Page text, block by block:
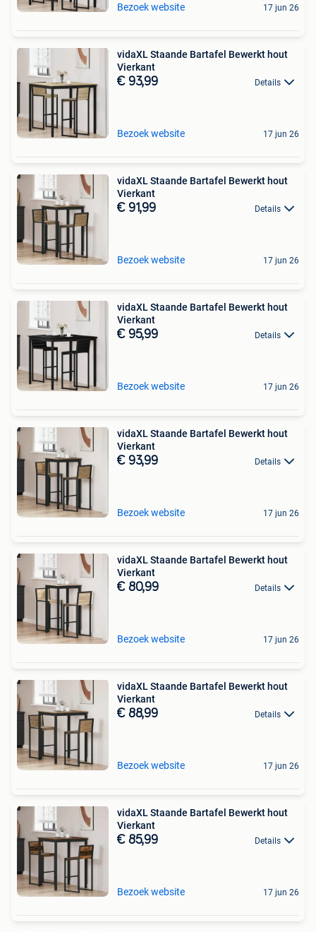
Bezoek website 17 jun 26
vidaXL Staande Bartafel Bewerkt hout
Vierkant
€ 93,99 Details
Bezoek website 17 jun 26
vidaXL Staande Bartafel Bewerkt hout
Vierkant
€ 91,99 Details
Bezoek website 17 jun 26
vidaXL Staande Bartafel Bewerkt hout
Vierkant
€ 95,99 Details
Bezoek website 17 jun 26
vidaXL Staande Bartafel Bewerkt hout
Vierkant
€ 93,99 Details
Bezoek website 17 jun 26
vidaXL Staande Bartafel Bewerkt hout
Vierkant
€ 80,99 Details
Bezoek website 17 jun 26
vidaXL Staande Bartafel Bewerkt hout
Vierkant
€ 88,99 Details
Bezoek website 17 jun 26
vidaXL Staande Bartafel Bewerkt hout
Vierkant
€ 85,99 Details
Bezoek website 17 jun 26